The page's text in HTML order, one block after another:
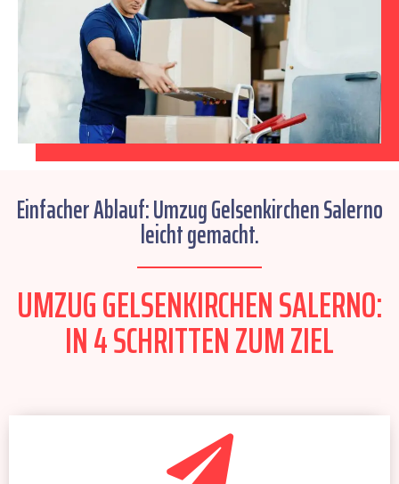
Einfacher Ablauf: Umzug Gelsenkirchen Salerno
leicht gemacht.
UMZUG GELSENKIRCHEN SALERNO:
IN 4 SCHRITTEN ZUM ZIEL